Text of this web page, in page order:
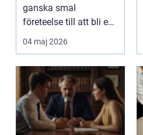
ganska smal
företeelse till att bli en
naturlig del ...
04 maj 2026